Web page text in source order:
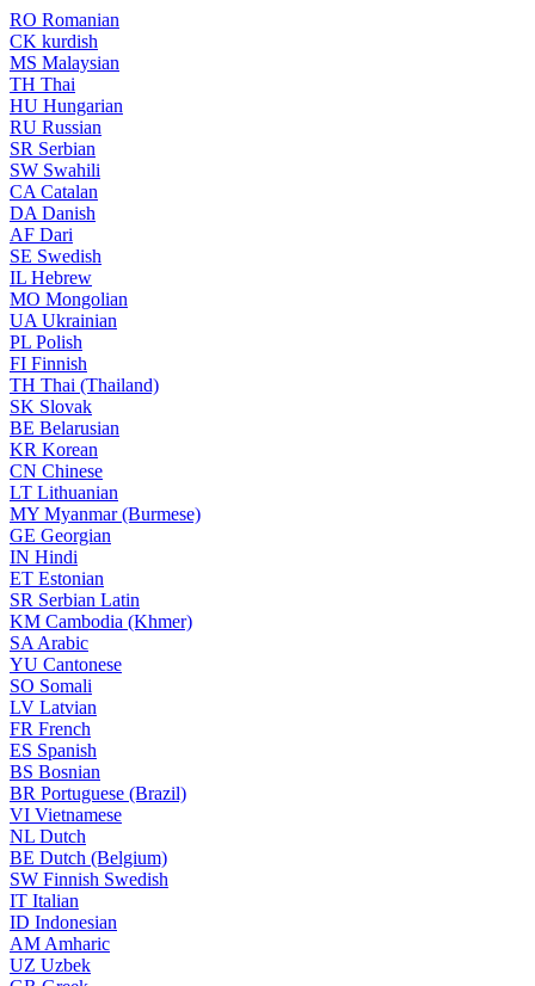
RO Romanian
CK kurdish
MS Malaysian
TH Thai
HU Hungarian
RU Russian
SR Serbian
SW Swahili
CA Catalan
DA Danish
AF Dari
SE Swedish
IL Hebrew
MO Mongolian
UA Ukrainian
PL Polish
FI Finnish
TH Thai (Thailand)
SK Slovak
BE Belarusian
KR Korean
CN Chinese
LT Lithuanian
MY Myanmar (Burmese)
GE Georgian
IN Hindi
ET Estonian
SR Serbian Latin
KM Cambodia (Khmer)
SA Arabic
YU Cantonese
SO Somali
LV Latvian
FR French
ES Spanish
BS Bosnian
BR Portuguese (Brazil)
VI Vietnamese
NL Dutch
BE Dutch (Belgium)
SW Finnish Swedish
IT Italian
ID Indonesian
AM Amharic
UZ Uzbek